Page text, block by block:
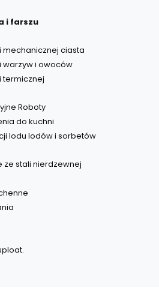
i farszu
ciasta
i owoców
termicznej
Roboty
do kuchni
lodu lodów i sorbetów
stali nierdzewnej